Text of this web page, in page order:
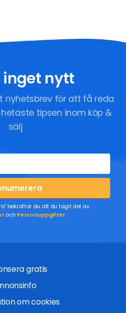
inget nytt
nyhetsbrev för att få reda
tipsen inom köp &
sälj
bekräftar du att du tagit del av
och Personuppgifter
gratis
om cookies